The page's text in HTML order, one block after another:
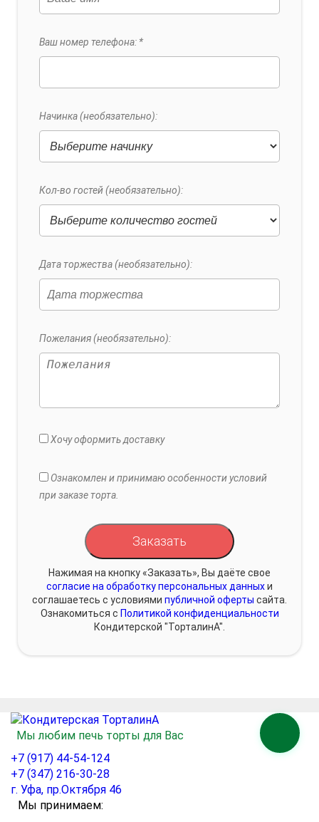
Ваш номер телефона: *
Начинка (необязательно):
Кол-во гостей (необязательно):
Дата торжества (необязательно):
Пожелания (необязательно):
Хочу оформить доставку
Ознакомлен и принимаю особенности условий
при заказе торта.
Заказать
Нажимая на кнопку «Заказать», Вы даёте свое
согласие на обработку персональных данныхи
соглашаетесь с условиями публичной оферты сайта.
Ознакомиться с Политикой конфиденциальности
Кондитерской "ТорталинА".
Мы любим печь торты для Вас
+7 (917) 44-54-124
+7 (347) 216-30-28
г. Уфа, пр.Октября 46
Мы принимаем: